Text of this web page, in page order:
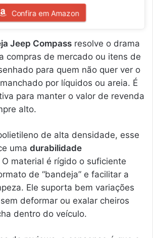
Confira em Amazon
Jeep Compass resolve o drama
compras de mercado ou itens de
para quem não quer ver o
por líquidos ou areia. É
para manter o valor de revenda
alto.
de alta densidade, esse
uma durabilidade
material é rígido o suficiente
de “bandeja” e facilitar a
Ele suporta bem variações
deformar ou exalar cheiros
dentro do veículo.